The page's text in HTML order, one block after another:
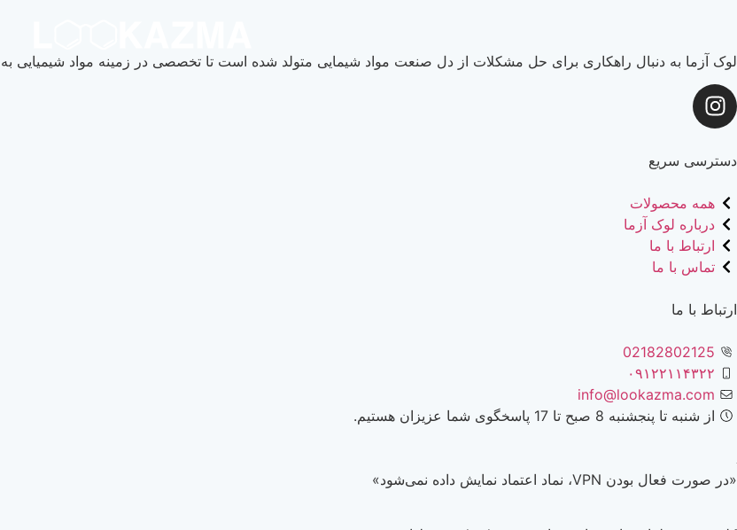
لوک آزما به دنبال راهکاری برای حل مشکلات از دل صنعت مواد شیمایی متولد شده است تا تخصصی در زمینه مواد شیمیایی
دسترسی سریع
همه محصولات
درباره لوک آزما
ارتباط با ما
تماس با ما
ارتباط با ما
02182802125
۰۹۱۲۲۱۱۴۳۲۲
info@lookazma.com
از شنبه تا پنجشنبه 8 صبح تا 17 پاسخگوی شما عزیزان هستیم.
«در صورت فعال بودن VPN، نماد اعتماد نمایش داده نمی‌شود»